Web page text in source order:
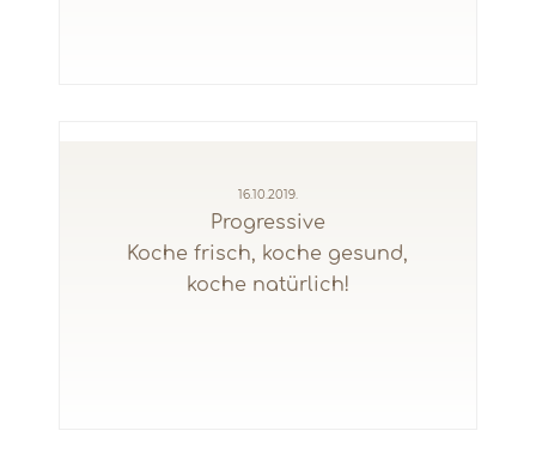
16.10.2019.
Progressive
Koche frisch, koche gesund,
koche natürlich!